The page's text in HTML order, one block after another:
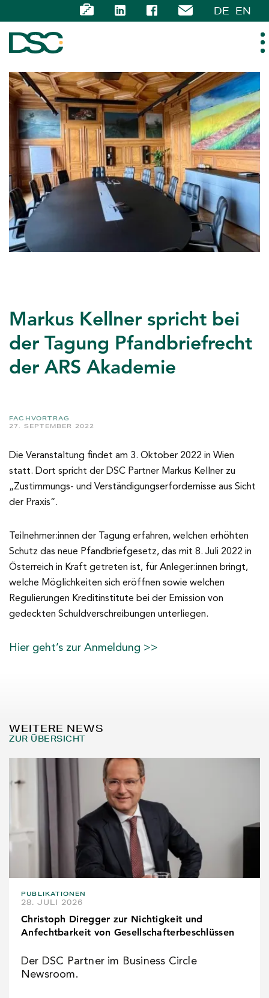
DE EN
ÜBER UNS
EXPERTISE
TEAM
NEWS
KARRIERE
Markus Kellner spricht bei
der Tagung Pfandbriefrecht
der ARS Akademie
FACHVORTRAG
27. SEPTEMBER 2022
Die Veranstaltung findet am 3. Oktober 2022 in Wien
statt. Dort spricht der DSC Partner Markus Kellner zu
„Zustimmungs- und Verständigungserfordernisse aus Sicht
der Praxis“.
Teilnehmer:innen der Tagung erfahren, welchen erhöhten
Schutz das neue Pfandbriefgesetz, das mit 8. Juli 2022 in
Österreich in Kraft getreten ist, für Anleger:innen bringt,
welche Möglichkeiten sich eröffnen sowie welchen
Regulierungen Kreditinstitute bei der Emission von
gedeckten Schuldverschreibungen unterliegen.
Hier geht’s zur Anmeldung >>
WEITERE NEWS
ZUR ÜBERSICHT
PUBLIKATIONEN
28. JULI 2026
Christoph Diregger zur Nichtigkeit und
Anfechtbarkeit von Gesellschafterbeschlüssen
Der DSC Partner im Business Circle
Newsroom.